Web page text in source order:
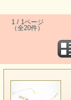
1 / 1ページ
（全20件）